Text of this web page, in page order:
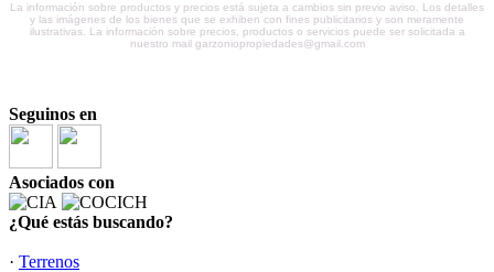
La información sobre productos y precios está sujeta a cambios sin previo aviso. Los detalles
y las imágenes de los bienes que se exhiben con fines publicitarios y son meramente
ilustrativas. La información sobre precios, productos o servicios puede ser solicitada a
nuestro mail garzoniopropiedades@gmail.com
Seguinos en
Asociados con
¿Qué estás buscando?
· Terrenos